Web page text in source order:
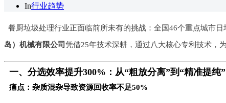
In行业趋势
餐厨垃圾处理行业正面临前所未有的挑战：全国46个重点城市
岛）机械有限公司 凭借25年技术深耕，通过八大核心专利技术，
一、分选效率提升300%：从“粗放分离”到“精准提纯”
痛点：杂质混杂导致资源回收率不足50%